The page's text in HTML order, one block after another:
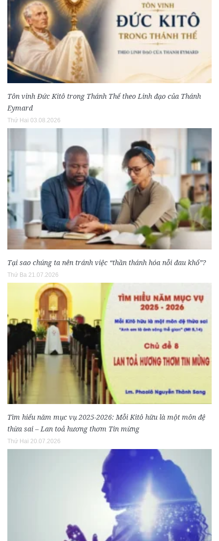
Tôn vinh Đức Kitô trong Thánh Thể theo Linh đạo của Thánh
Eymard
Thứ Hai 03.08.2026
Tại sao chúng ta nên tránh việc “thần thánh hóa nỗi đau khổ”?
Thứ Ba 21.07.2026
Tìm hiểu năm mục vụ 2025-2026: Mỗi Kitô hữu là một môn đệ
thừa sai – Lan toả hương thơm Tin mừng
Thứ Hai 20.07.2026